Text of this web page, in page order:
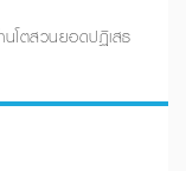
โตสวนยอดปฏิเสธ